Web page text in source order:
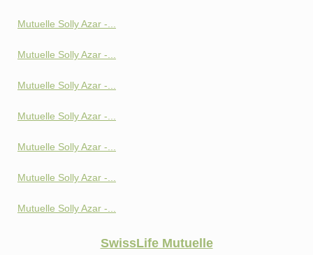
Mutuelle Solly Azar -...
Mutuelle Solly Azar -...
Mutuelle Solly Azar -...
Mutuelle Solly Azar -...
Mutuelle Solly Azar -...
Mutuelle Solly Azar -...
Mutuelle Solly Azar -...
SwissLife Mutuelle